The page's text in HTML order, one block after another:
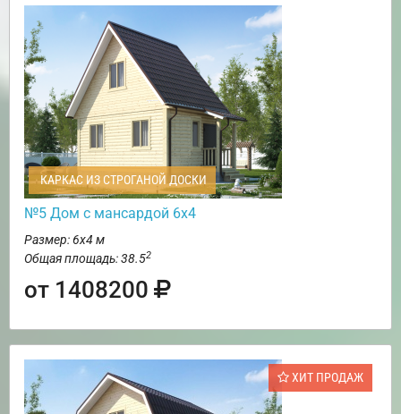
КАРКАС ИЗ СТРОГАНОЙ ДОСКИ
№5 Дом с мансардой 6х4
Размер: 6х4 м
Общая площадь: 38.52
от 1408200
ХИТ ПРОДАЖ